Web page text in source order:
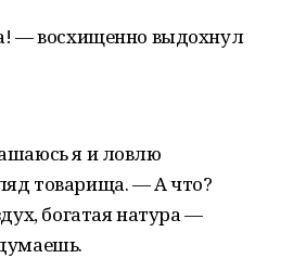
— восхищенно выдохнул
я и ловлю
товарища. — А что?
богатая натура —